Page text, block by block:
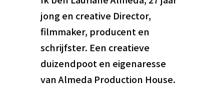
jong en creative Director,
filmmaker, producent en
schrijfster. Een creatieve
duizendpoot en eigenaresse
van Almeda Production House.